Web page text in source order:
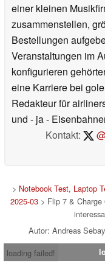
einer kleinen
zusammenstellen,
Bestellungen
Veranstaltungen im
konfigurieren
eine Karriere bei
Redakteur für
und - ja -
Kontakt:
> Notebook Test, Laptop
2025-03> Flip 7 & Charge
Autor: Andreas
loading failed!